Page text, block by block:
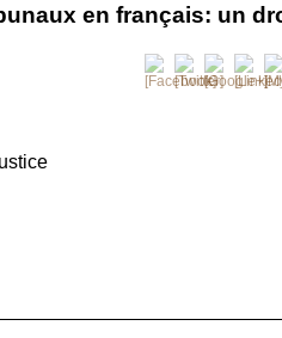
en français: un